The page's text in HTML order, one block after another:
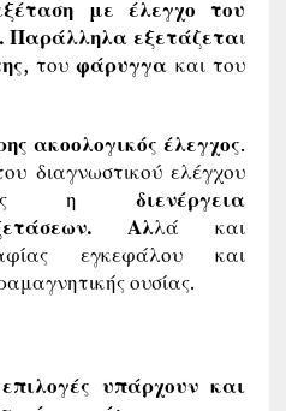
με έλεγχο του
Παράλληλα εξετάζεται
, τουφάρυγγα και του
ακοολογικός έλεγχος.
διαγνωστικού ελέγχου
η διενέργεια
Αλλά και
εγκεφάλου και
ουσίας.
υπάρχουν και